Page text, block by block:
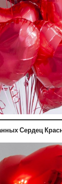
Сердец